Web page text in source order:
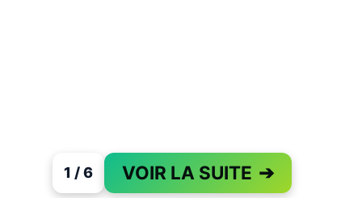
1 / 6 VOIR LA SUITE ➔
PAGE 1 OF 6